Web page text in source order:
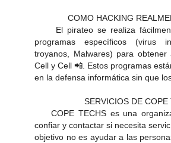
COMO HACKING
El pirateo se realiza
programas específicos (virus
troyanos, Malwares) para
Cell y Cell 📲. Estos programas
en la defensa informática sin que
SERVICIOS DE COPE
COPE TECHS es una
confiar y contactar si necesita
objetivo no es ayudar a las